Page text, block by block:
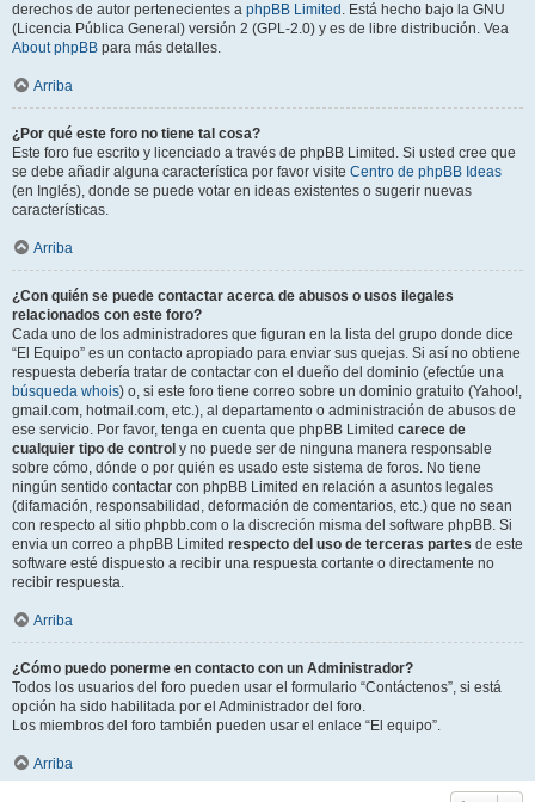
derechos de autor pertenecientes a phpBB Limited . Está hecho bajo la GNU
(Licencia Pública General) versión 2 (GPL-2.0) y es de libre distribución. Vea
About phpBB para más detalles.
Arriba
¿Por qué este foro no tiene tal cosa?
Este foro fue escrito y licenciado a través de phpBB Limited. Si usted cree que
se debe añadir alguna característica por favor visite Centro de phpBB Ideas
(en Inglés), donde se puede votar en ideas existentes o sugerir nuevas
características.
Arriba
¿Con quién se puede contactar acerca de abusos o usos ilegales
relacionados con este foro?
Cada uno de los administradores que figuran en la lista del grupo donde dice
“El Equipo” es un contacto apropiado para enviar sus quejas. Si así no obtiene
respuesta debería tratar de contactar con el dueño del dominio (efectúe una
búsqueda whois) o, si este foro tiene correo sobre un dominio gratuito (Yahoo!,
gmail.com, hotmail.com, etc.), al departamento o administración de abusos de
ese servicio. Por favor, tenga en cuenta que phpBB Limited carece de
cualquier tipo de control y no puede ser de ninguna manera responsable
sobre cómo, dónde o por quién es usado este sistema de foros. No tiene
ningún sentido contactar con phpBB Limited en relación a asuntos legales
(difamación, responsabilidad, deformación de comentarios, etc.) que no sean
con respecto al sitio phpbb.com o la discreción misma del software phpBB. Si
envia un correo a phpBB Limited respecto del uso de terceras partes de este
software esté dispuesto a recibir una respuesta cortante o directamente no
recibir respuesta.
Arriba
¿Cómo puedo ponerme en contacto con un Administrador?
Todos los usuarios del foro pueden usar el formulario “Contáctenos”, si está
opción ha sido habilitada por el Administrador del foro.
Los miembros del foro también pueden usar el enlace “El equipo”.
Arriba